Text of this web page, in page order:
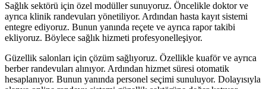
Sağlık sektörü için özel modüller sunuyoruz. Öncelikle doktor ve
ayrıca klinik randevuları yönetiliyor. Ardından hasta kayıt sistemi
entegre ediyoruz. Bunun yanında reçete ve ayrıca rapor takibi
ekliyoruz. Böylece sağlık hizmeti profesyonelleşiyor.
Güzellik salonları için çözüm sağlıyoruz. Özellikle kuaför ve ayrıca
berber randevuları alınıyor. Ardından hizmet süresi otomatik
hesaplanıyor. Bunun yanında personel seçimi sunuluyor. Dolayısıyla